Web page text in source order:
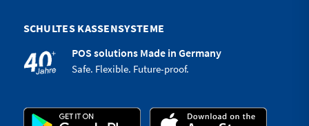
SCHULTES KASSENSYSTEME
POS solutions Made in Germany
Safe. Flexible. Future-proof.